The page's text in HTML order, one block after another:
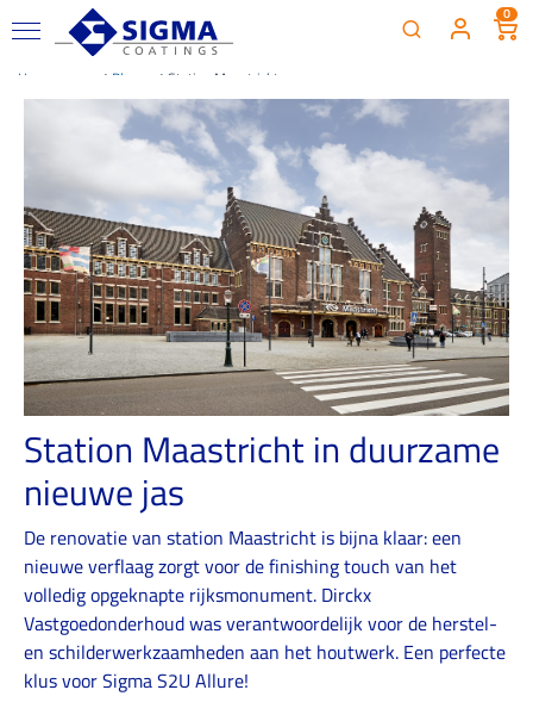
0
Homepage Blog Station Maastricht
Station Maastricht in duurzame
nieuwe jas
De renovatie van station Maastricht is bijna klaar: een
nieuwe verflaag zorgt voor de finishing touch van het
volledig opgeknapte rijksmonument. Dirckx
Vastgoedonderhoud was verantwoordelijk voor de herstel-
en schilderwerkzaamheden aan het houtwerk. Een perfecte
klus voor Sigma S2U Allure!